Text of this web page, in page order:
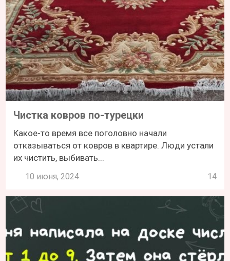
Чистка ковров по-турецки
Какое-то время все поголовно начали
отказываться от ковров в квартире. Люди устали
их чистить, выбивать...
10 июня, 2024 14